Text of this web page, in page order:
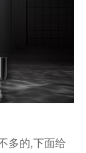
多的,下面给